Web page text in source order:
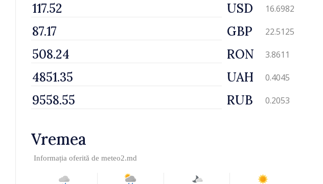
USD 16.6982
GBP 22.5125
RON 3.8611
UAH 0.4045
RUB 0.2053
Vremea
Informația oferită de meteo2.md